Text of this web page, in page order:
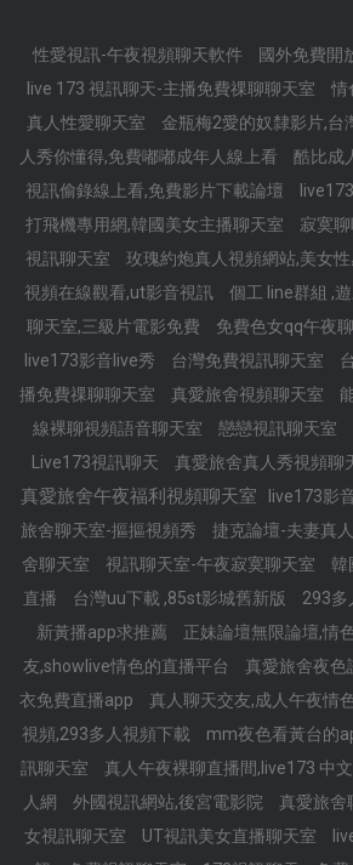
性愛視訊-午夜視頻聊天軟件 國外免費開
live 173 視訊聊天-主播免費祼聊聊天室
情
真人性愛聊天室
金瓶梅2愛的奴隸影片,台
人秀你懂得,免費嘟嘟成年人線上看
酷比成
視訊偷錄線上看,免費影片下載論壇
打飛機專用網,韓國美女主播聊天室
寂寞
視訊聊天室
玫瑰約炮真人視頻網站,美女
視頻在線觀看,ut影音視訊
個工 line群組 ,
聊天室,三級片電影免費
免費色女qq午夜
live173影音live秀
台灣免費視訊聊天室
播免費祼聊聊天室
真愛旅舍視頻聊天室
線裸聊視頻語音聊天室
戀戀視訊聊天室
Live173視訊聊天
真愛旅舍真人秀視頻聊
真愛旅舍午夜福利視頻聊天室 live173影
旅舍聊天室-摳摳視頻秀
捷克論壇-夫妻真
舍聊天室
視訊聊天室-午夜寂寞聊天室
韓
直播
台灣uu下載 ,85st影城舊新版
293多
新黃播app求推薦
正妹論壇無限論壇,情
友,showlive情色的直播平台
真愛旅舍夜色
衣免費直播app
真人聊天交友,成人午夜情
視頻,293多人視頻下載
mm夜色看黃台的
訊聊天室
真人午夜裸聊直播間,live173 中
人網
外國視訊網站,後宮電影院 真愛旅舍
女視訊聊天室
UT視訊美女直播聊天室